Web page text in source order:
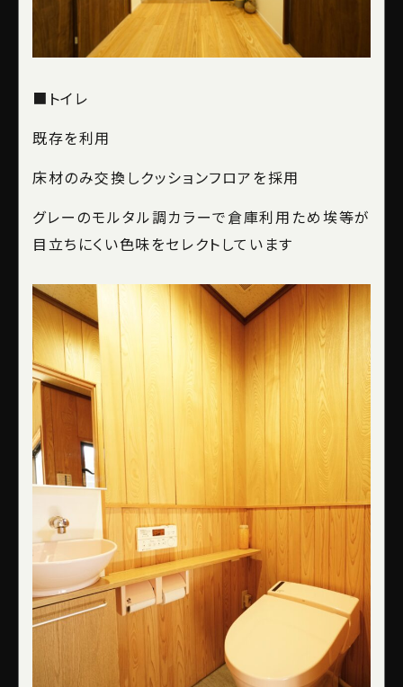
■トイレ
既存を利用
床材のみ交換しクッションフロアを採用
グレーのモルタル調カラーで倉庫利用ため埃等が
目立ちにくい色味をセレクトしています